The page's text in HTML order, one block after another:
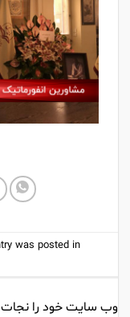
was posted in
وب سایت خود را